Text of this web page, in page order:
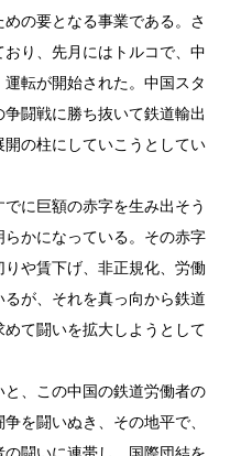
の要となる事業である。さ
り、先月にはトルコで、中
転が開始された。中国スタ
闘戦に勝ち抜いて鉄道輸出
の柱にしていこうとしてい
に巨額の赤字を生み出そう
かになっている。その赤字
や賃下げ、非正規化、労働
が、それを真っ向から鉄道
て闘いを拡大しようとして
、この中国の鉄道労働者の
を闘いぬき、その地平で、
闘いに連帯し、国際団結を